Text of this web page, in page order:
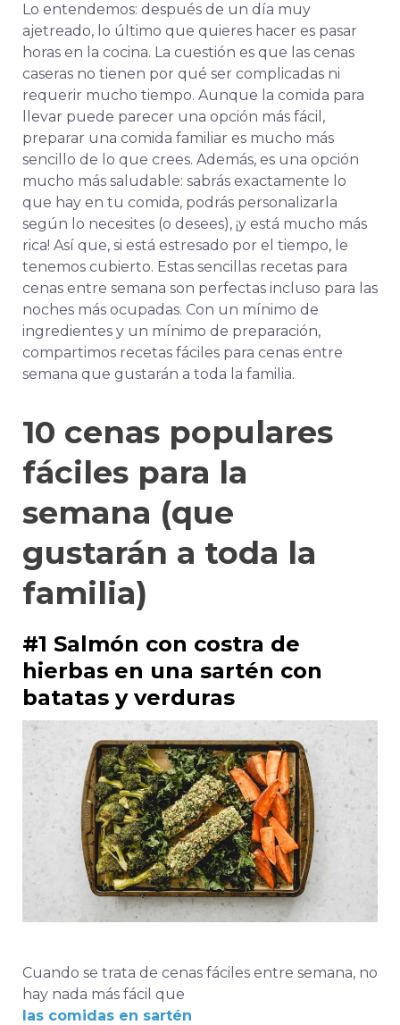
Lo entendemos: después de un día muy
ajetreado, lo último que quieres hacer es pasar
horas en la cocina. La cuestión es que las cenas
caseras no tienen por qué ser complicadas ni
requerir mucho tiempo. Aunque la comida para
llevar puede parecer una opción más fácil,
preparar una comida familiar es mucho más
sencillo de lo que crees. Además, es una opción
mucho más saludable: sabrás exactamente lo
que hay en tu comida, podrás personalizarla
según lo necesites (o desees), ¡y está mucho más
rica! Así que, si está estresado por el tiempo, le
tenemos cubierto. Estas sencillas recetas para
cenas entre semana son perfectas incluso para las
noches más ocupadas. Con un mínimo de
ingredientes y un mínimo de preparación,
compartimos recetas fáciles para cenas entre
semana que gustarán a toda la familia.
10 cenas populares
fáciles para la
semana (que
gustarán a toda la
familia)
#1 Salmón con costra de
hierbas en una sartén con
batatas y verduras
Cuando se trata de cenas fáciles entre semana, no
hay nada más fácil que
las comidas en sartén